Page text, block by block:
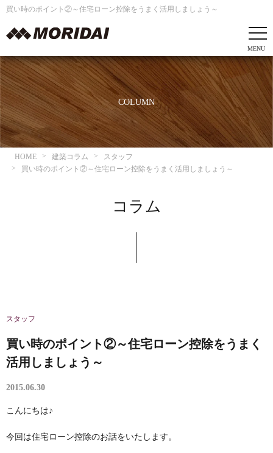
買い時のポイント②～住宅ローン控除をうまく活用しましょう～
COLUMN
HOME 建築コラム
スタッフ
買い時のポイント②～住宅ローン控除をうまく活用しましょう～
コラム
スタッフ
買い時のポイント②～住宅ローン控除をうまく
活用しましょう～
2015.06.30
こんにちは♪
今回は住宅ローン控除のお話をいたします。